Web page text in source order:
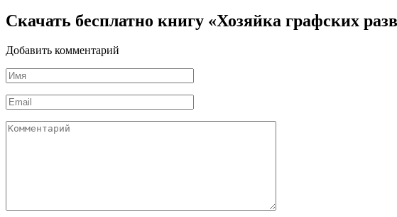
Скачать бесплатно книгу «Хозяйка графских
Добавить комментарий
Имя
*
Email
*
Комментарий